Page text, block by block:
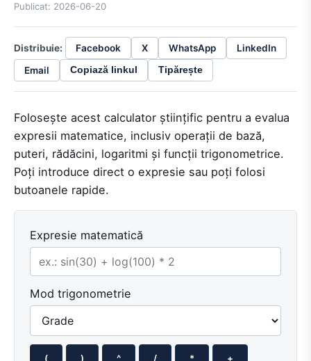
Publicat: 2026-06-20
Distribuie: Facebook X WhatsApp
LinkedIn
Email
Copiază linkul Tipărește
Folosește acest calculator științific pentru a evalua
expresii matematice, inclusiv operații de bază,
puteri, rădăcini, logaritmi și funcții trigonometrice.
Poți introduce direct o expresie sau poți folosi
butoanele rapide.
Expresie matematică
Mod trigonometrie
( ) ^ / * +